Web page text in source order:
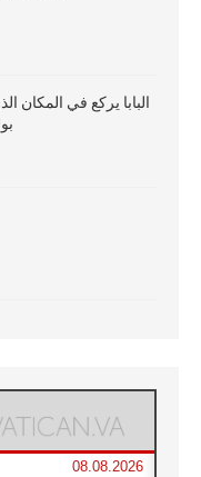
البابا يركع في المكان
08.08.2026